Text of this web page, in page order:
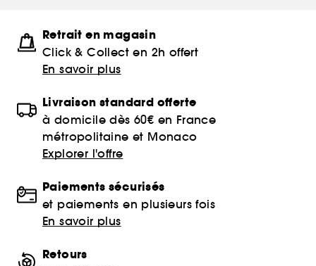
Retrait en magasin
Click & Collect en 2h offert
En savoir plus
Livraison standard offerte
à domicile dès 60€ en France
métropolitaine et Monaco
Explorer l'offre
Paiements sécurisés
et paiements en plusieurs fois
En savoir plus
Retours